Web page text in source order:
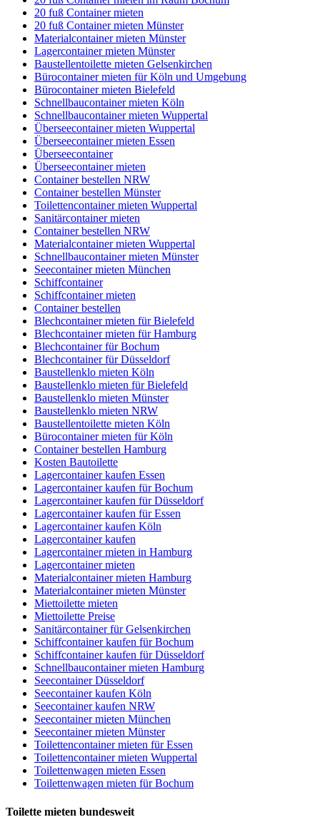
20 fuß Container mieten
20 fuß Container mieten Münster
Materialcontainer mieten Münster
Lagercontainer mieten Münster
Baustellentoilette mieten Gelsenkirchen
Bürocontainer mieten für Köln und Umgebung
Bürocontainer mieten Bielefeld
Schnellbaucontainer mieten Köln
Schnellbaucontainer mieten Wuppertal
Überseecontainer mieten Wuppertal
Überseecontainer mieten Essen
Überseecontainer
Überseecontainer mieten
Container bestellen NRW
Container bestellen Münster
Toilettencontainer mieten Wuppertal
Sanitärcontainer mieten
Container bestellen NRW
Materialcontainer mieten Wuppertal
Schnellbaucontainer mieten Münster
Seecontainer mieten München
Schiffcontainer
Schiffcontainer mieten
Container bestellen
Blechcontainer mieten für Bielefeld
Blechcontainer mieten für Hamburg
Blechcontainer für Bochum
Blechcontainer für Düsseldorf
Baustellenklo mieten Köln
Baustellenklo mieten für Bielefeld
Baustellenklo mieten Münster
Baustellenklo mieten NRW
Baustellentoilette mieten Köln
Bürocontainer mieten für Köln
Container bestellen Hamburg
Kosten Bautoilette
Lagercontainer kaufen Essen
Lagercontainer kaufen für Bochum
Lagercontainer kaufen für Düsseldorf
Lagercontainer kaufen für Essen
Lagercontainer kaufen Köln
Lagercontainer kaufen
Lagercontainer mieten in Hamburg
Lagercontainer mieten
Materialcontainer mieten Hamburg
Materialcontainer mieten Münster
Miettoilette mieten
Miettoilette Preise
Sanitärcontainer für Gelsenkirchen
Schiffcontainer kaufen für Bochum
Schiffcontainer kaufen für Düsseldorf
Schnellbaucontainer mieten Hamburg
Seecontainer Düsseldorf
Seecontainer kaufen Köln
Seecontainer kaufen NRW
Seecontainer mieten München
Seecontainer mieten Münster
Toilettencontainer mieten für Essen
Toilettencontainer mieten Wuppertal
Toilettenwagen mieten Essen
Toilettenwagen mieten für Bochum
Toilette mieten bundesweit